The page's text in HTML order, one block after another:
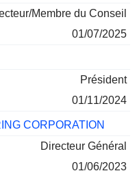
Membre du Conseil
01/07/2025
Président
01/11/2024
CORPORATION
Directeur Général
01/06/2023